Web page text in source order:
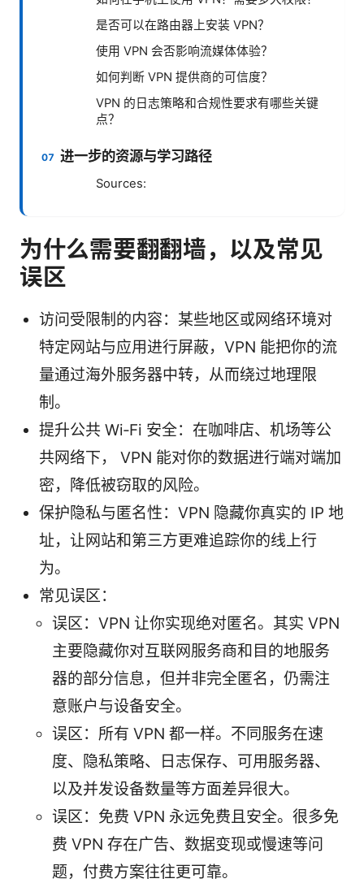
是否可以在路由器上安装 VPN？
使用 VPN 会否影响流媒体体验？
如何判断 VPN 提供商的可信度？
VPN 的日志策略和合规性要求有哪些关键
点？
进一步的资源与学习路径
Sources:
为什么需要翻翻墙，以及常见
误区
访问受限制的内容：某些地区或网络环境对
特定网站与应用进行屏蔽，VPN 能把你的流
量通过海外服务器中转，从而绕过地理限
制。
提升公共 Wi‑Fi 安全：在咖啡店、机场等公
共网络下， VPN 能对你的数据进行端对端加
密，降低被窃取的风险。
保护隐私与匿名性：VPN 隐藏你真实的 IP 地
址，让网站和第三方更难追踪你的线上行
为。
常见误区：
误区：VPN 让你实现绝对匿名。其实 VPN
主要隐藏你对互联网服务商和目的地服务
器的部分信息，但并非完全匿名，仍需注
意账户与设备安全。
误区：所有 VPN 都一样。不同服务在速
度、隐私策略、日志保存、可用服务器、
以及并发设备数量等方面差异很大。
误区：免费 VPN 永远免费且安全。很多免
费 VPN 存在广告、数据变现或慢速等问
题，付费方案往往更可靠。